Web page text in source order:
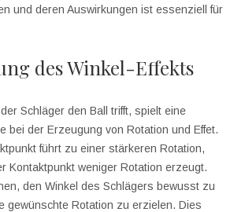
und deren Auswirkungen ist essenziell für
des Winkel-Effekts
Schläger den Ball trifft, spielt eine
bei der Erzeugung von Rotation und Effet.
führt zu einer stärkeren Rotation,
Kontaktpunkt weniger Rotation erzeugt.
den Winkel des Schlägers bewusst zu
gewünschte Rotation zu erzielen. Dies